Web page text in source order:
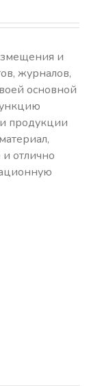
и
журналов,
основной
продукции
отлично